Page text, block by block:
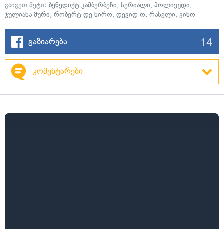
გაიგეთ მეტი: ბენედიქტ კამბერბეჩი, სერიალი, ჰოლივუდი,
ჯულიანა მური, რობერტ დე ნირო, დევიდ ო. რასელი, კინო
გაზიარება 14
კომენტარები